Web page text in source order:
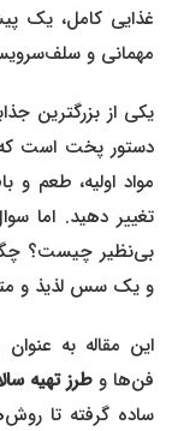
غذایی کامل، یک
مهمانی و
یکی از بزرگترین
دستور پخت است که
مواد اولیه، طعم و
تغییر دهید. اما
بی‌نظیر چیست؟
و یک سس لذیذ و
این مقاله به عنوان
فن‌ها وطرز تهیه سالاد
ساده گرفته تا